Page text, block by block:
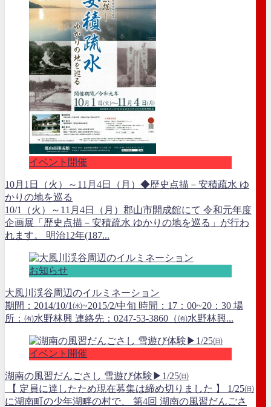
イベント開催
10月1日（火）～11月4日（月）◆歴史点描－安積疏水 ゆ
かりの地を巡る
10/1（火）～11月4日（月）郡山市開成館にて 令和元年度
企画展「歴史点描－安積疏水 ゆかりの地を巡る」が行わ
れます。 明治12年(187...
お知らせ
大風川渓谷周辺のイルミネーション
期間：2014/10/1㈬~2015/2/中旬 時間：17：00~20：30 場
所：㈲水野林興 連絡先：0247-53-3860（㈲水野林興...
イベント開催
湖南の風習だんごさし 雪遊び体験▶1/25㈰
【 定員に達したため現在募集は締め切りました 】 1/25㈰
に湖南町の少年湖畔の村で、 第4回 湖南の風習だんごさ